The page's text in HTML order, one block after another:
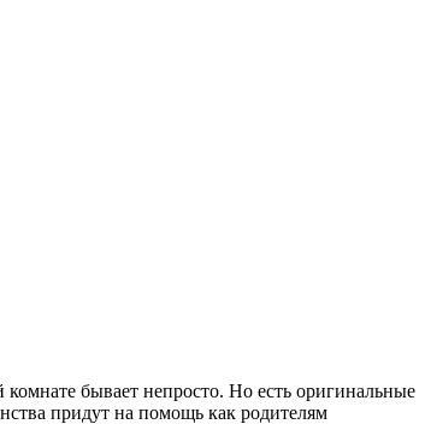
бывает непросто. Но есть оригинальные
придут на помощь как родителям